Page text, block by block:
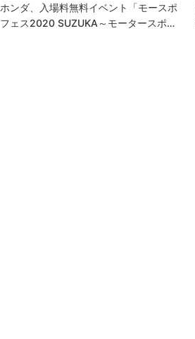
ホンダ、入場料無料イベント「モースポ
フェス2020 SUZUKA～モータースポ…